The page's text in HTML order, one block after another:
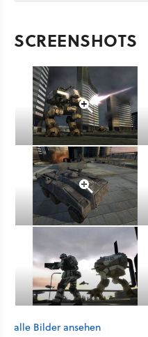
SCREENSHOTS
alle Bilder ansehen